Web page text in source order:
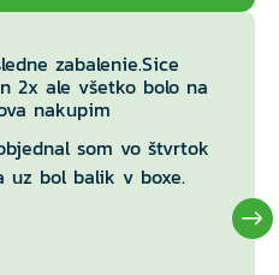
zabalenie.Sice
2x ale všetko bolo na
nakupim
som vo štvrtok
uz bol balik v boxe.